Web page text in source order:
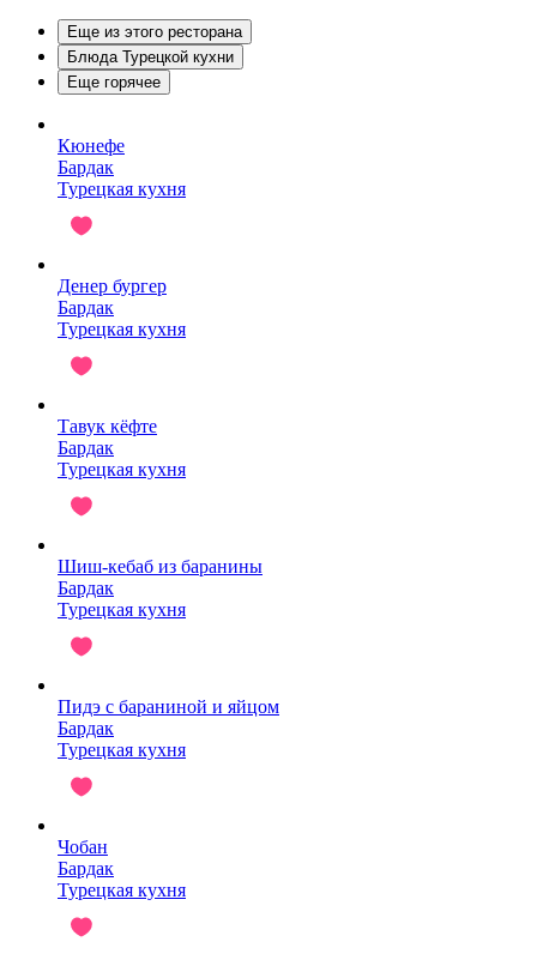
Еще из этого ресторана
Блюда Турецкой кухни
Еще горячее
Кюнефе
Бардак
Турецкая кухня
Денер бургер
Бардак
Турецкая кухня
Тавук кёфте
Бардак
Турецкая кухня
Шиш-кебаб из баранины
Бардак
Турецкая кухня
Пидэ с бараниной и яйцом
Бардак
Турецкая кухня
Чобан
Бардак
Турецкая кухня